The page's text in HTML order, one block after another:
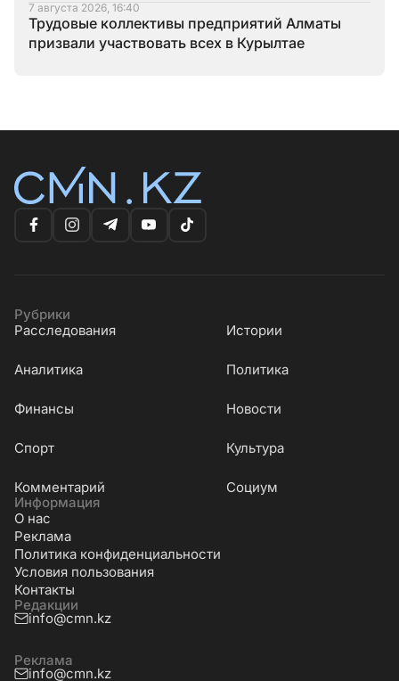
7 августа 2026, 16:40
Трудовые коллективы предприятий Алматы
призвали участвовать всех в Курылтае
Рубрики
Расследования
Истории
Аналитика Политика
Финансы Новости
Cпорт Культура
Комментарий
Социум
Информация
О нас
Реклама
Политика конфиденциальности
Условия пользования
Контакты
Редакции
info@cmn.kz
Реклама
info@cmn.kz